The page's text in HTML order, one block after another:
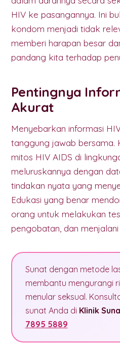
HIV ke pasangannya. Ini
kondom menjadi tidak
memberi harapan besar
pandang kita terhadap
Pentingnya
Akurat
Menyebarkan informasi
tanggung jawab bersama.
mitos HIV AIDS di
meluruskannya dengan
tindakan nyata yang
Edukasi yang benar
orang untuk melakukan
pengobatan, dan
Sunat dengan metode
membantu mengurangi
menular seksual.
sunat Anda di Klinik
7895 5889